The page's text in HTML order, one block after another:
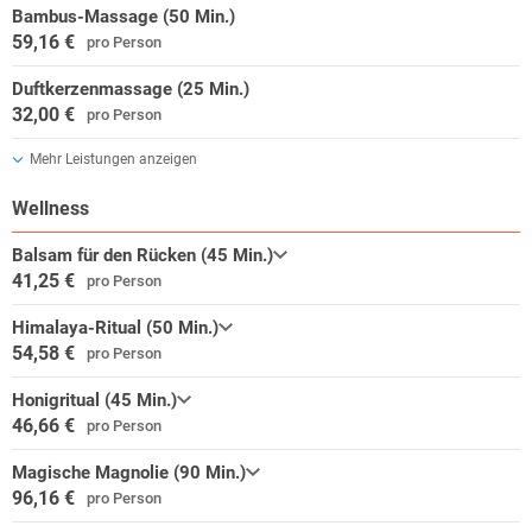
Bambus-Massage (50 Min.)
59,16 € pro Person
Duftkerzenmassage (25 Min.)
32,00 € pro Person
Mehr Leistungen anzeigen
Wellness
Balsam für den Rücken (45 Min.)
41,25 € pro Person
Himalaya-Ritual (50 Min.)
54,58 € pro Person
Honigritual (45 Min.)
46,66 € pro Person
Magische Magnolie (90 Min.)
96,16 € pro Person